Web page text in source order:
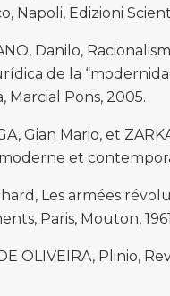
Napoli, Edizioni
Danilo,
de la
Marcial Pons, 2005.
Gian Mario, et
et
Les armées
Paris, Mouton,
OLIVEIRA, Plinio,